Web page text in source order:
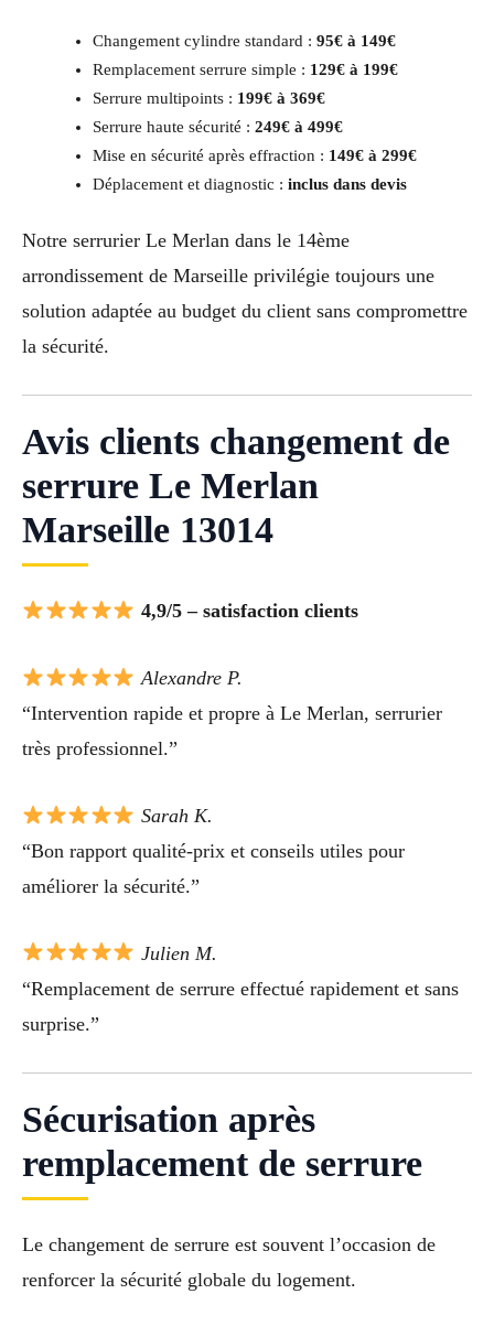
Changement cylindre standard : 95€ à 149€
Remplacement serrure simple : 129€ à 199€
Serrure multipoints : 199€ à 369€
Serrure haute sécurité : 249€ à 499€
Mise en sécurité après effraction : 149€ à 299€
Déplacement et diagnostic : inclus dans devis
Notre serrurier Le Merlan dans le 14ème
arrondissement de Marseille privilégie toujours une
solution adaptée au budget du client sans compromettre
la sécurité.
Avis clients changement de
serrure Le Merlan
Marseille 13014
4,9/5 – satisfaction clients
Alexandre P.
“Intervention rapide et propre à Le Merlan, serrurier
très professionnel.”
Sarah K.
“Bon rapport qualité-prix et conseils utiles pour
améliorer la sécurité.”
Julien M.
“Remplacement de serrure effectué rapidement et sans
surprise.”
Sécurisation après
remplacement de serrure
Le changement de serrure est souvent l’occasion de
renforcer la sécurité globale du logement.